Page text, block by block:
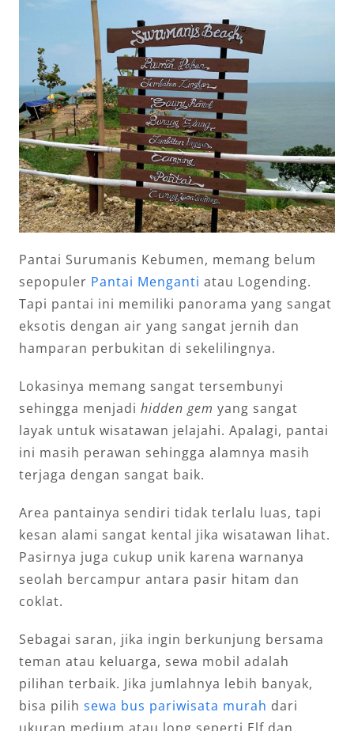
Pantai Surumanis Kebumen, memang belum
sepopuler Pantai Menganti atau Logending.
Tapi pantai ini memiliki panorama yang sangat
eksotis dengan air yang sangat jernih dan
hamparan perbukitan di sekelilingnya.
Lokasinya memang sangat tersembunyi
sehingga menjadi hidden gem yang sangat
layak untuk wisatawan jelajahi. Apalagi, pantai
ini masih perawan sehingga alamnya masih
terjaga dengan sangat baik.
Area pantainya sendiri tidak terlalu luas, tapi
kesan alami sangat kental jika wisatawan lihat.
Pasirnya juga cukup unik karena warnanya
seolah bercampur antara pasir hitam dan
coklat.
Sebagai saran, jika ingin berkunjung bersama
teman atau keluarga, sewa mobil adalah
pilihan terbaik. Jika jumlahnya lebih banyak,
bisa pilih sewa bus pariwisata murah dari
ukuran medium atau long seperti Elf dan